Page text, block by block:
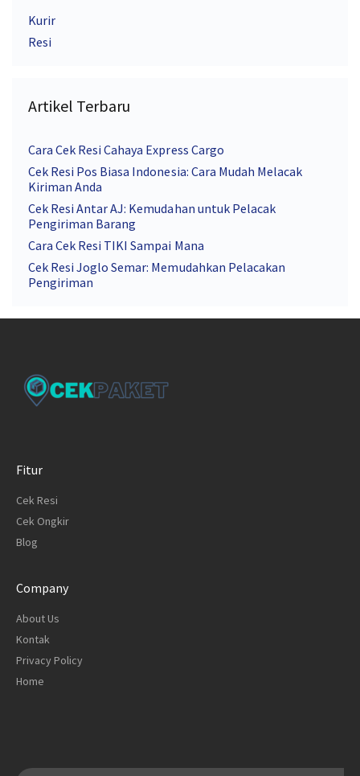
Kurir
Resi
Artikel Terbaru
Cara Cek Resi Cahaya Express Cargo
Cek Resi Pos Biasa Indonesia: Cara Mudah Melacak
Kiriman Anda
Cek Resi Antar AJ: Kemudahan untuk Pelacak
Pengiriman Barang
Cara Cek Resi TIKI Sampai Mana
Cek Resi Joglo Semar: Memudahkan Pelacakan
Pengiriman
Fitur
Cek Resi
Cek Ongkir
Blog
Company
About Us
Kontak
Privacy Policy
Home